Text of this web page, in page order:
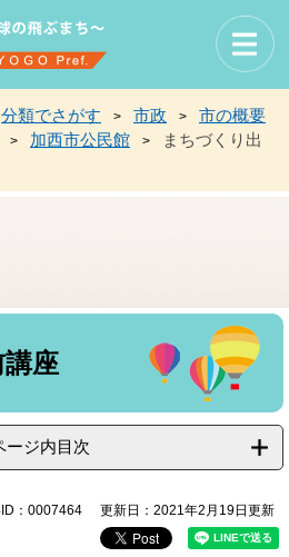
分類でさがす > 市政 > 市の概要
> 加西市公民館 >
まちづくり出
座
ージ内目次
：0007464 更新日：2021年2月19日更新